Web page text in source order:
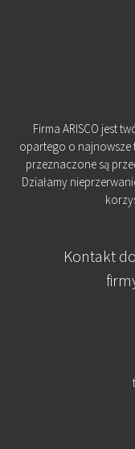
Firma ARISCO jest
opartego o najnowsze
przeznaczone są
Działamy
Kontakt